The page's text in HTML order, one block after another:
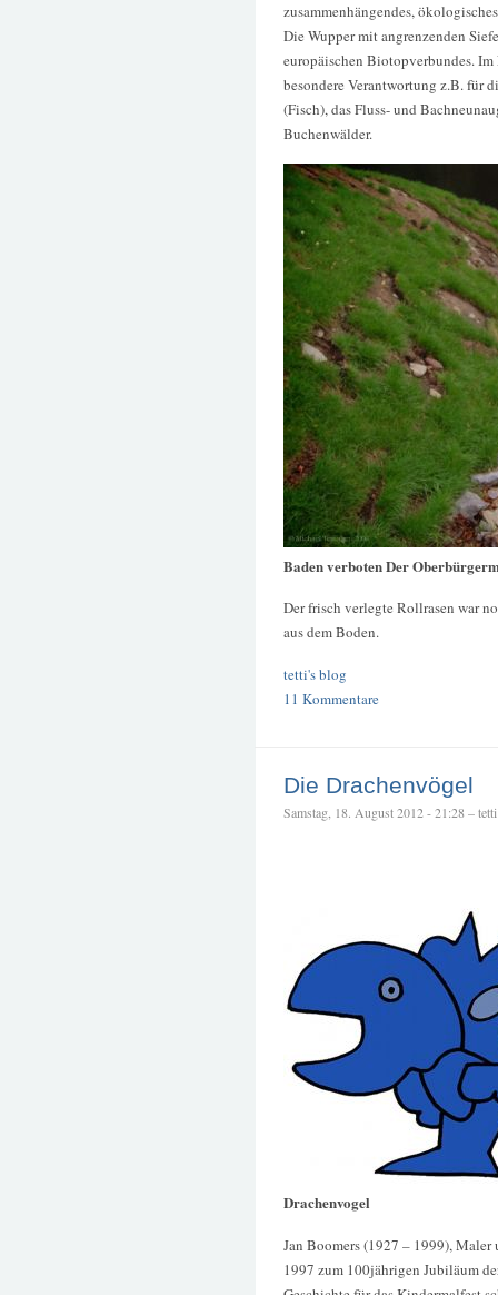
zusammenhängendes,
Die Wupper mit angrenzenden
europäischen Biotopverbundes.
besondere Verantwortung z.B. für
(Fisch), das Fluss- und
Buchenwälder.
Baden verboten Der
Der frisch verlegte Rollrasen war
aus dem Boden.
tetti's blog
11 Kommentare
Die Drachenvögel
Samstag, 18. August 2012 - 21:28 – tetti
Drachenvogel
Jan Boomers (1927 – 1999),
1997 zum 100jährigen Jubiläum